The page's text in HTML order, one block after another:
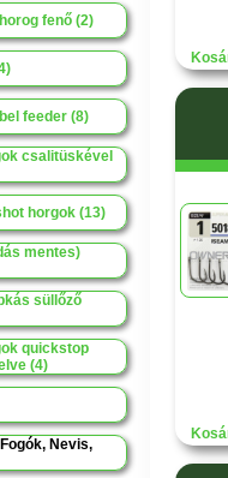
fenő (2)
feeder (8)
csalitüskével
horgok (13)
mentes)
süllőző
quickstop
(4)
Nevis,